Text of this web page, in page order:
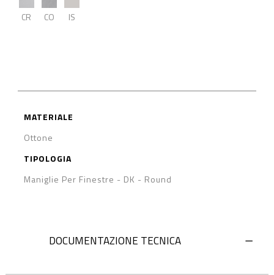
CR CO IS
MATERIALE
Ottone
TIPOLOGIA
Maniglie Per Finestre - DK - Round
DOCUMENTAZIONE TECNICA